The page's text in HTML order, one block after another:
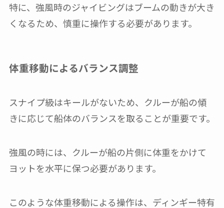
特に、強風時のジャイビングはブームの動きが大き
くなるため、慎重に操作する必要があります。
体重移動によるバランス調整
スナイプ級はキールがないため、クルーが船の傾
きに応じて船体のバランスを取ることが重要です。
強風の時には、クルーが船の片側に体重をかけて
ヨットを水平に保つ必要があります。
このような体重移動による操作は、ディンギー特有